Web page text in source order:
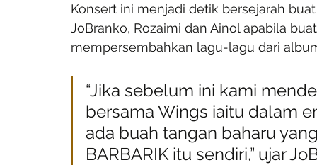
Konsert ini menjadi detik bersejarah
JoBranko, Rozaimi dan Ainol apabila
mempersembahkan lagu-lagu dari
“Jika sebelum ini kami
bersama Wings iaitu dalam
ada buah tangan baharu
BARBARIK itu sendiri,” ujar